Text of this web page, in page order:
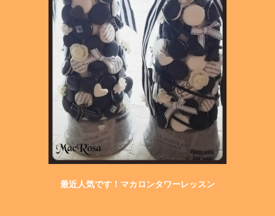
最近人気です！マカロンタワーレッスン